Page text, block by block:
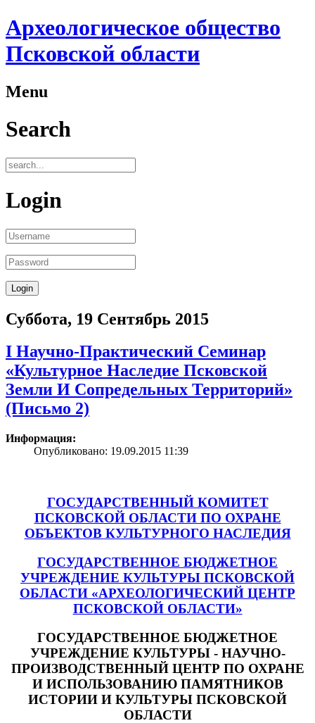
Археологическое общество
Псковской области
Menu
Search
Login
Суббота, 19 Сентябрь 2015
I Научно-Практический Семинар
«Культурное Наследие Псковской
Земли И Сопредельных Территорий»
(Письмо 2)
Информация:
Опубликовано: 19.09.2015 11:39
ГОСУДАРСТВЕННЫЙ КОМИТЕТ
ПСКОВСКОЙ ОБЛАСТИ ПО ОХРАНЕ
ОБЪЕКТОВ КУЛЬТУРНОГО НАСЛЕДИЯ
ГОСУДАРСТВЕННОЕ БЮДЖЕТНОЕ
УЧРЕЖДЕНИЕ КУЛЬТУРЫ ПСКОВСКОЙ
ОБЛАСТИ «АРХЕОЛОГИЧЕСКИЙ ЦЕНТР
ПСКОВСКОЙ ОБЛАСТИ»
ГОСУДАРСТВЕННОЕ БЮДЖЕТНОЕ
УЧРЕЖДЕНИЕ КУЛЬТУРЫ - НАУЧНО-
ПРОИЗВОДСТВЕННЫЙ ЦЕНТР ПО ОХРАНЕ
И ИСПОЛЬЗОВАНИЮ ПАМЯТНИКОВ
ИСТОРИИ И КУЛЬТУРЫ ПСКОВСКОЙ
ОБЛАСТИ